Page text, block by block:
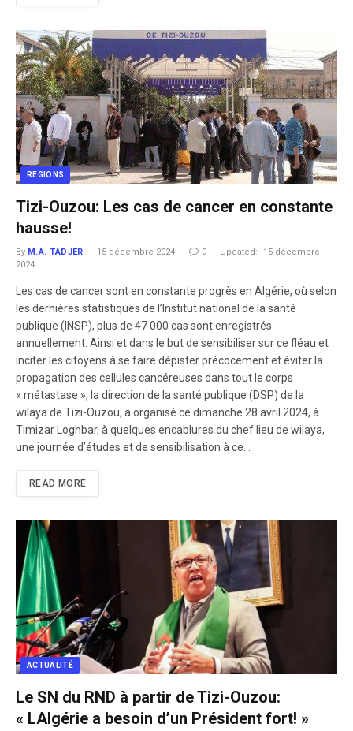
RÉGIONS
Tizi-Ouzou: Les cas de cancer en constante
hausse!
By M.A. TADJER 15 décembre 2024 0 Updated:
15 décembre
2024
Les cas de cancer sont en constante progrès en Algérie, où selon
les dernières statistiques de l’Institut national de la santé
publique (INSP), plus de 47 000 cas sont enregistrés
annuellement. Ainsi et dans le but de sensibiliser sur ce fléau et
inciter les citoyens à se faire dépister précocement et éviter la
propagation des cellules cancéreuses dans tout le corps
« métastase », la direction de la santé publique (DSP) de la
wilaya de Tizi-Ouzou, a organisé ce dimanche 28 avril 2024, à
Timizar Loghbar, à quelques encablures du chef lieu de wilaya,
une journée d’études et de sensibilisation à ce…
READ MORE
ACTUALITÉ
Le SN du RND à partir de Tizi-Ouzou:
« LAlgérie a besoin d’un Président fort! »